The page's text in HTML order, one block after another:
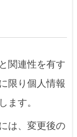
関連性を有す
限り個人情報
す。
は、変更後の